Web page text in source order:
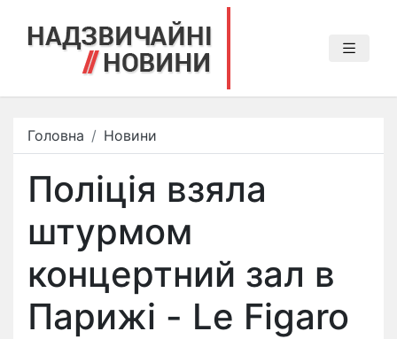
Головна Новини
Поліція взяла
штурмом
концертний зал в
Парижі - Le Figaro